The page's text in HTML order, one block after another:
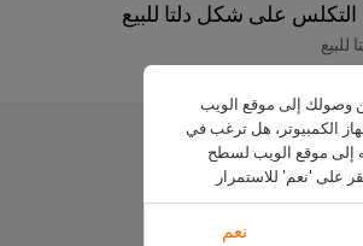
إلى موقع الويب
الكمبيوتر، هل ترغب في
إلى موقع الويب لسطح
على 'نعم' للاستمرار
نعم